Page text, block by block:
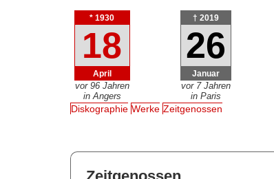
* 1930
18
April
vor 96 Jahren
in Angers
† 2019
26
Januar
vor 7 Jahren
in Paris
Diskographie Werke Zeitgenossen